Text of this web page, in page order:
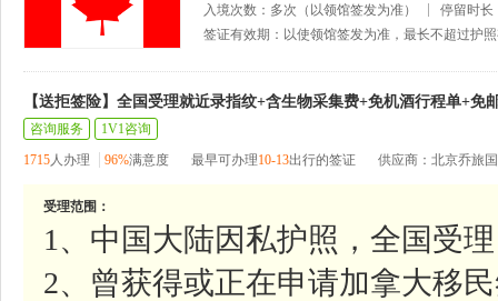
入境次数：多次（以领馆签发为准）
停留时长
签证有效期：以使领馆签发为准，最长不超过护
【送拒签险】全国受理就近录指纹+含生物采集费+免机酒行程单+免
咨询服务
1V1咨询
1715人办理 96%满意度 最早可办理10-13出行的签证 供应商：北京乔旅
受理范围：
1、中国大陆因私护照，全国受
2、曾获得或正在申请加拿大移